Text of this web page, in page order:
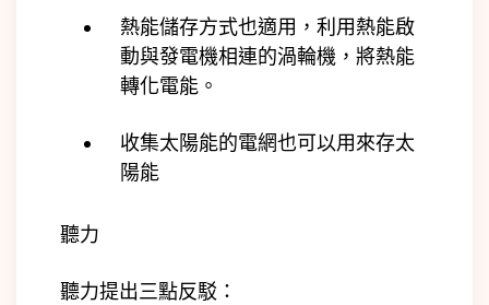
熱能儲存方式也適用，利用熱能啟
動與發電機相連的渦輪機，將熱能
轉化電能。
收集太陽能的電網也可以用來存太
陽能
聽力
聽力提出三點反駁：